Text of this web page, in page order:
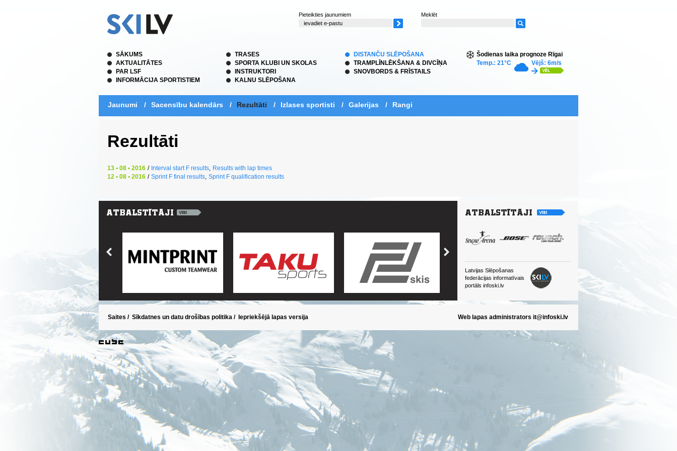
Pieteikties jaunumiem Meklēt
SĀKUMS
AKTUALITĀTES
PAR LSF
INFORMĀCIJA SPORTISTIEM
TRASES
SPORTA KLUBI UN SKOLAS
INSTRUKTORI
KALNU SLĒPOŠANA
DISTANČU SLĒPOŠANA
TRAMPLĪNLĒKŠANA & DIVCĪŅA
SNOVBORDS & FRĪSTAILS
Šodienas laika prognoze Rīgai
Temp.: 21°C
Vējš: 6m/s
Jaunumi / Sacensību kalendārs / Rezultāti / Izlases sportisti / Galerijas / Rangi
Rezultāti
13 • 08 • 2016 / Interval start F results, Results with lap times
12 • 08 • 2016 / Sprint F final results, Sprint F qualification results
Latvijas Slēpošanas
federācijas informatīvais
portāls infoski.lv
Saites / Sīkdatnes un datu drošības politika / Iepriekšējā lapas versija Web lapas administrators it@infoski.lv